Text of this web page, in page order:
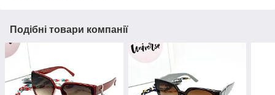
Подібні товари компанії